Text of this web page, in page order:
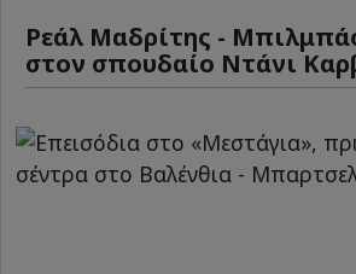
Ρεάλ Μαδρίτης -
στον σπουδαίο Ντάνι